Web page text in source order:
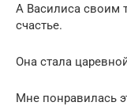
А Василиса своим
счастье.
Она стала
Мне понравилась